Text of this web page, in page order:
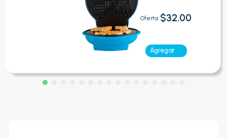
Oferta: $32.00
Agregar